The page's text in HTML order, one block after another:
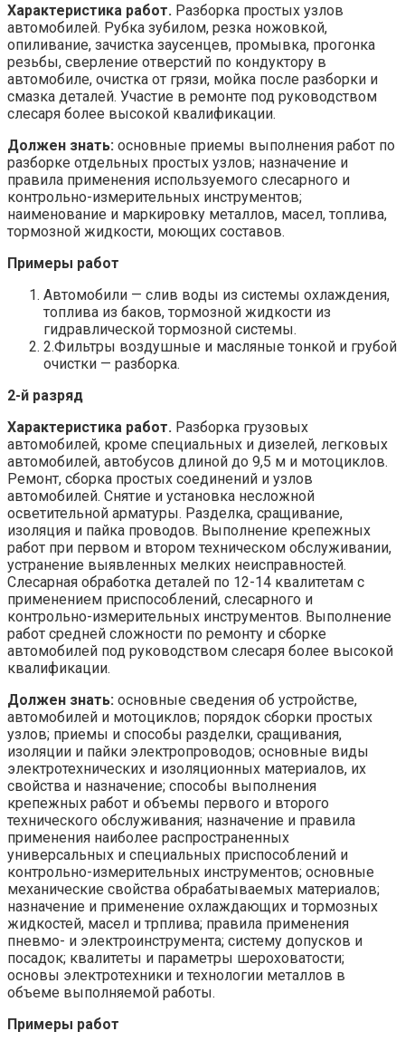
Характеристика работ. Разборка простых узлов
автомобилей. Рубка зубилом, резка ножовкой,
опиливание, зачистка заусенцев, промывка, прогонка
резьбы, сверление отверстий по кондуктору в
автомобиле, очистка от грязи, мойка после разборки и
смазка деталей. Участие в ремонте под руководством
слесаря более высокой квалификации.
Должен знать: основные приемы выполнения работ по
разборке отдельных простых узлов; назначение и
правила применения используемого слесарного и
контрольно-измерительных инструментов;
наименование и маркировку металлов, масел, топлива,
тормозной жидкости, моющих составов.
Примеры работ
Автомобили — слив воды из системы охлаждения,
топлива из баков, тормозной жидкости из
гидравлической тормозной системы.
2.Фильтры воздушные и масляные тонкой и грубой
очистки — разборка.
2-й разряд
Характеристика работ. Разборка грузовых
автомобилей, кроме специальных и дизелей, легковых
автомобилей, автобусов длиной до 9,5 м и мотоциклов.
Ремонт, сборка простых соединений и узлов
автомобилей. Снятие и установка несложной
осветительной арматуры. Разделка, сращивание,
изоляция и пайка проводов. Выполнение крепежных
работ при первом и втором техническом обслуживании,
устранение выявленных мелких неисправностей.
Слесарная обработка деталей по 12-14 квалитетам с
применением приспособлений, слесарного и
контрольно-измерительных инструментов. Выполнение
работ средней сложности по ремонту и сборке
автомобилей под руководством слесаря более высокой
квалификации.
Должен знать: основные сведения об устройстве,
автомобилей и мотоциклов; порядок сборки простых
узлов; приемы и способы разделки, сращивания,
изоляции и пайки электропроводов; основные виды
электротехнических и изоляционных материалов, их
свойства и назначение; способы выполнения
крепежных работ и объемы первого и второго
технического обслуживания; назначение и правила
применения наиболее распространенных
универсальных и специальных приспособлений и
контрольно-измерительных инструментов; основные
механические свойства обрабатываемых материалов;
назначение и применение охлаждающих и тормозных
жидкостей, масел и трплива; правила применения
пневмо- и электроинструмента; систему допусков и
посадок; квалитеты и параметры шероховатости;
основы электротехники и технологии металлов в
объеме выполняемой работы.
Примеры работ